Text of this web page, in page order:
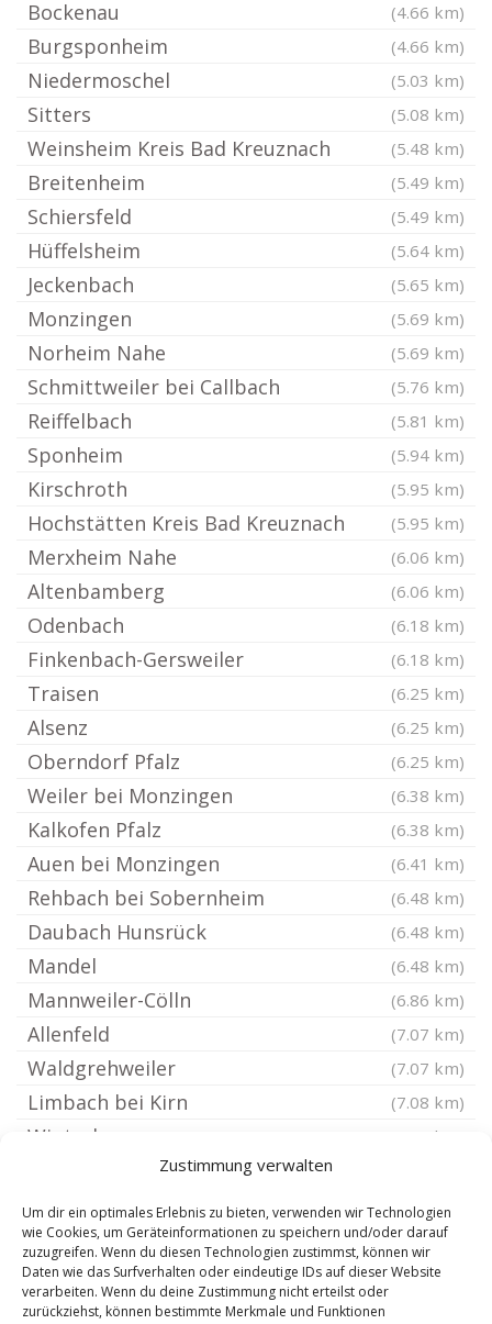
Zustimmung verwalten
Um dir ein optimales Erlebnis zu bieten, verwenden wir Technologien
wie Cookies, um Geräteinformationen zu speichern und/oder darauf
zuzugreifen. Wenn du diesen Technologien zustimmst, können wir
Daten wie das Surfverhalten oder eindeutige IDs auf dieser Website
verarbeiten. Wenn du deine Zustimmung nicht erteilst oder
zurückziehst, können bestimmte Merkmale und Funktionen
Bockenau (4.66 km)
Burgsponheim (4.66 km)
Niedermoschel (5.03 km)
Sitters (5.08 km)
Weinsheim Kreis Bad Kreuznach (5.48 km)
Breitenheim (5.49 km)
Schiersfeld (5.49 km)
Hüffelsheim (5.64 km)
Jeckenbach (5.65 km)
Monzingen (5.69 km)
Norheim Nahe (5.69 km)
Schmittweiler bei Callbach (5.76 km)
Reiffelbach (5.81 km)
Sponheim (5.94 km)
Kirschroth (5.95 km)
Hochstätten Kreis Bad Kreuznach (5.95 km)
Merxheim Nahe (6.06 km)
Altenbamberg (6.06 km)
Odenbach (6.18 km)
Finkenbach-Gersweiler (6.18 km)
Traisen (6.25 km)
Alsenz (6.25 km)
Oberndorf Pfalz (6.25 km)
Weiler bei Monzingen (6.38 km)
Kalkofen Pfalz (6.38 km)
Auen bei Monzingen (6.41 km)
Rehbach bei Sobernheim (6.48 km)
Daubach Hunsrück (6.48 km)
Mandel (6.48 km)
Mannweiler-Cölln (6.86 km)
Allenfeld (7.07 km)
Waldgrehweiler (7.07 km)
Limbach bei Kirn (7.08 km)
Winterburg (7.26 km)
Adenbach (7.26 km)
Bayerfeld-Steckweiler (7.29 km)
Langenthal Hunsrück (7.52 km)
Winterbach Kreis Bad Kreuznach